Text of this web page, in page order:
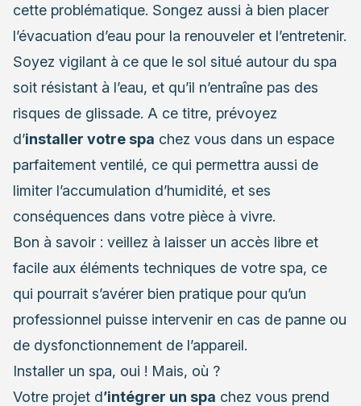
cette problématique. Songez aussi à bien placer
l’évacuation d’eau pour la renouveler et l’entretenir.
Soyez vigilant à ce que le sol situé autour du spa
soit résistant à l’eau, et qu’il n’entraîne pas des
risques de glissade. A ce titre, prévoyez
d’installer votre spa chez vous dans un espace
parfaitement ventilé, ce qui permettra aussi de
limiter l’accumulation d’humidité, et ses
conséquences dans votre pièce à vivre.
Bon à savoir : veillez à laisser un accès libre et
facile aux éléments techniques de votre spa, ce
qui pourrait s’avérer bien pratique pour qu’un
professionnel puisse intervenir en cas de panne ou
de dysfonctionnement de l’appareil.
Installer un spa, oui ! Mais, où ?
Votre projet d’intégrer un spa chez vous prend